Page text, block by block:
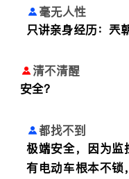
毫无人性
只讲亲身经历：兲
清不清醒
安全？
都找不到
极端安全，因为监
有电动车根本不锁